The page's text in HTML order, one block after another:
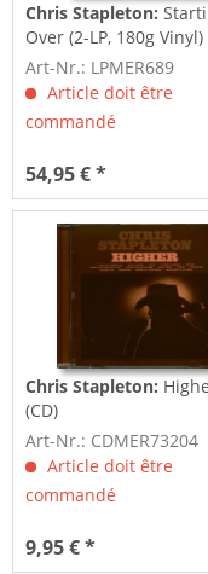
Chris Stapleton:
Over (2-LP, 180g Vinyl)
Art-Nr.: LPMER689
Article doit être
commandé
54,95 € *
Chris Stapleton:
(CD)
Art-Nr.: CDMER73204
Article doit être
commandé
9,95 € *